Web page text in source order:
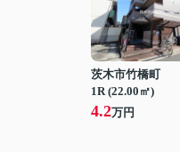
茨木市竹橋町
1R (22.00㎡)
4.2万円